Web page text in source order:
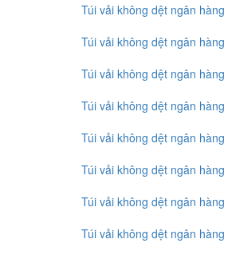
Túi vải không dệt ngân hàng
Túi vải không dệt ngân hàng
Túi vải không dệt ngân hàng
Túi vải không dệt ngân hàng
Túi vải không dệt ngân hàng
Túi vải không dệt ngân hàng
Túi vải không dệt ngân hàng
Túi vải không dệt ngân hàng